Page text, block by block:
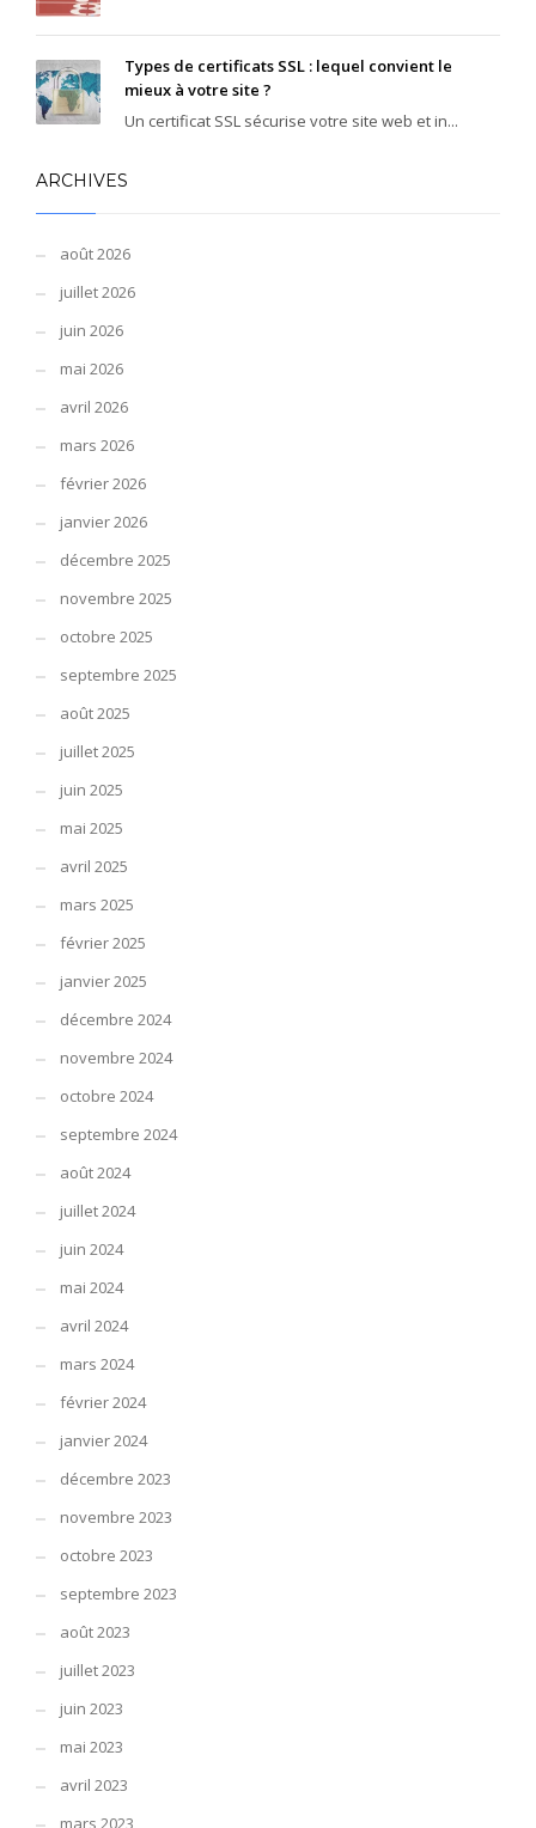
Types de certificats SSL : lequel convient le
mieux à votre site ?
Un certificat SSL sécurise votre site web et in...
ARCHIVES
août 2026
juillet 2026
juin 2026
mai 2026
avril 2026
mars 2026
février 2026
janvier 2026
décembre 2025
novembre 2025
octobre 2025
septembre 2025
août 2025
juillet 2025
juin 2025
mai 2025
avril 2025
mars 2025
février 2025
janvier 2025
décembre 2024
novembre 2024
octobre 2024
septembre 2024
août 2024
juillet 2024
juin 2024
mai 2024
avril 2024
mars 2024
février 2024
janvier 2024
décembre 2023
novembre 2023
octobre 2023
septembre 2023
août 2023
juillet 2023
juin 2023
mai 2023
avril 2023
mars 2023